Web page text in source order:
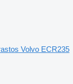
Volvo ECR235